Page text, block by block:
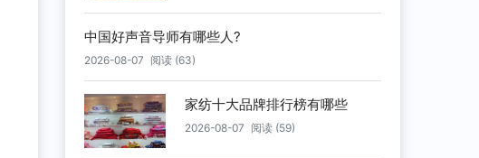
中国好声音导师有哪些人?
2026-08-07 阅读 (63)
家纺十大品牌排行榜有哪些
2026-08-07 阅读 (59)